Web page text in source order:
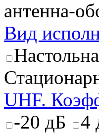
антенна-
Вид
UHF.
-20 дБ
4